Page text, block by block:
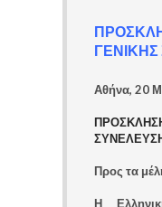
Αθήνα, 20
Προς τα
Η